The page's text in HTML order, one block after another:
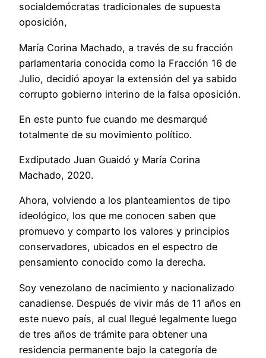
socialdemócratas tradicionales de supuesta
oposición,
María Corina Machado, a través de su fracción
parlamentaria conocida como la Fracción 16 de
Julio, decidió apoyar la extensión del ya sabido
corrupto gobierno interino de la falsa oposición.
En este punto fue cuando me desmarqué
totalmente de su movimiento político.
Exdiputado Juan Guaidó y María Corina
Machado, 2020.
Ahora, volviendo a los planteamientos de tipo
ideológico, los que me conocen saben que
promuevo y comparto los valores y principios
conservadores, ubicados en el espectro de
pensamiento conocido como la derecha.
Soy venezolano de nacimiento y nacionalizado
canadiense. Después de vivir más de 11 años en
este nuevo país, al cual llegué legalmente luego
de tres años de trámite para obtener una
residencia permanente bajo la categoría de